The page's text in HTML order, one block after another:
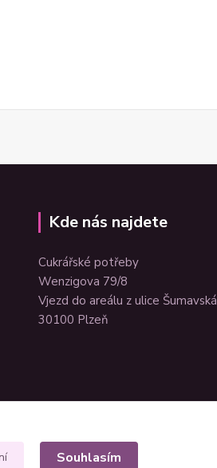
Kde nás najdete
Cukrářské potřeby
Wenzigova 79/8
Vjezd do areálu z ulice Šumavská
30100 Plzeň
Souhlasím